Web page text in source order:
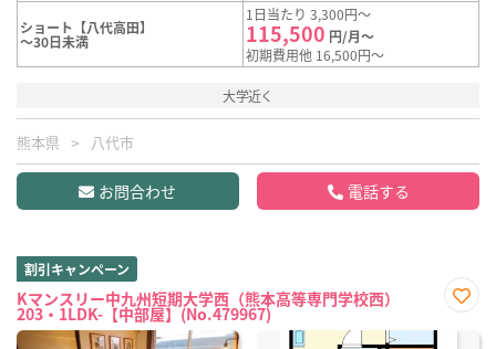
ショート【八代高田】
～30日未満
1日当たり 3,300円～
115,500 円/月～
初期費用他 16,500円～
大学近く
熊本県 八代市
お問合わせ 電話する
割引キャンペーン
Kマンスリー中九州短期大学西（熊本高等専門学校西）
203・1LDK-【中部屋】(No.479967)
に入